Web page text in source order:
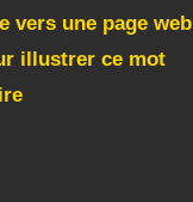
vers une page web
illustrer ce mot